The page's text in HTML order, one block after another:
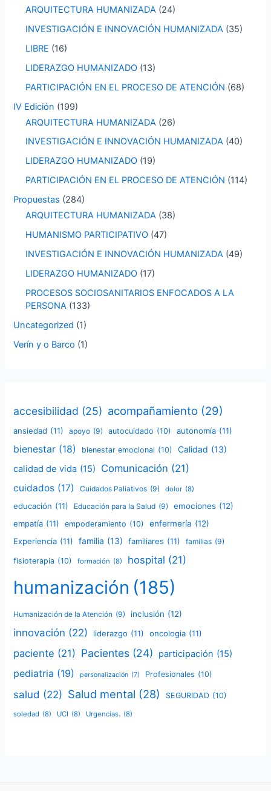
ARQUITECTURA HUMANIZADA (24)
INVESTIGACIÓN E INNOVACIÓN HUMANIZADA (35)
LIBRE (16)
LIDERAZGO HUMANIZADO (13)
PARTICIPACIÓN EN EL PROCESO DE ATENCIÓN (68)
IV Edición (199)
ARQUITECTURA HUMANIZADA (26)
INVESTIGACIÓN E INNOVACIÓN HUMANIZADA (40)
LIDERAZGO HUMANIZADO (19)
PARTICIPACIÓN EN EL PROCESO DE ATENCIÓN (114)
Propuestas (284)
ARQUITECTURA HUMANIZADA (38)
HUMANISMO PARTICIPATIVO (47)
INVESTIGACIÓN E INNOVACIÓN HUMANIZADA (49)
LIDERAZGO HUMANIZADO (17)
PROCESOS SOCIOSANITARIOS ENFOCADOS A LA
PERSONA (133)
Uncategorized (1)
Verín y o Barco (1)
accesibilidad (25) acompañamiento (29)
ansiedad (11) apoyo (9) autocuidado (10) autonomía (11)
bienestar (18) bienestar emocional (10) Calidad (13)
calidad de vida (15) Comunicación (21)
cuidados (17) Cuidados Paliativos (9) dolor (8)
educación (11) Educación para la Salud (9) emociones (12)
empatía (11) empoderamiento (10) enfermería (12)
Experiencia (11) familia (13) familiares (11) familias (9)
fisioterapia (10) formación (8) hospital (21)
humanización (185)
Humanización de la Atención (9) inclusión (12)
innovación (22) liderazgo (11) oncologia (11)
paciente (21) Pacientes (24) participación (15)
pediatria (19) personalización (7) Profesionales (10)
salud (22) Salud mental (28) SEGURIDAD (10)
soledad (8) UCI (8) Urgencias. (8)